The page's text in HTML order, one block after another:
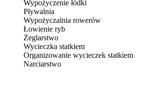
Wypożyczenie łódki
Pływalnia
Wypożyczalnia rowerów
Łowienie ryb
Żeglarstwo
Wycieczka statkiem
Organizowanie wycieczek statkiem
Narciarstwo